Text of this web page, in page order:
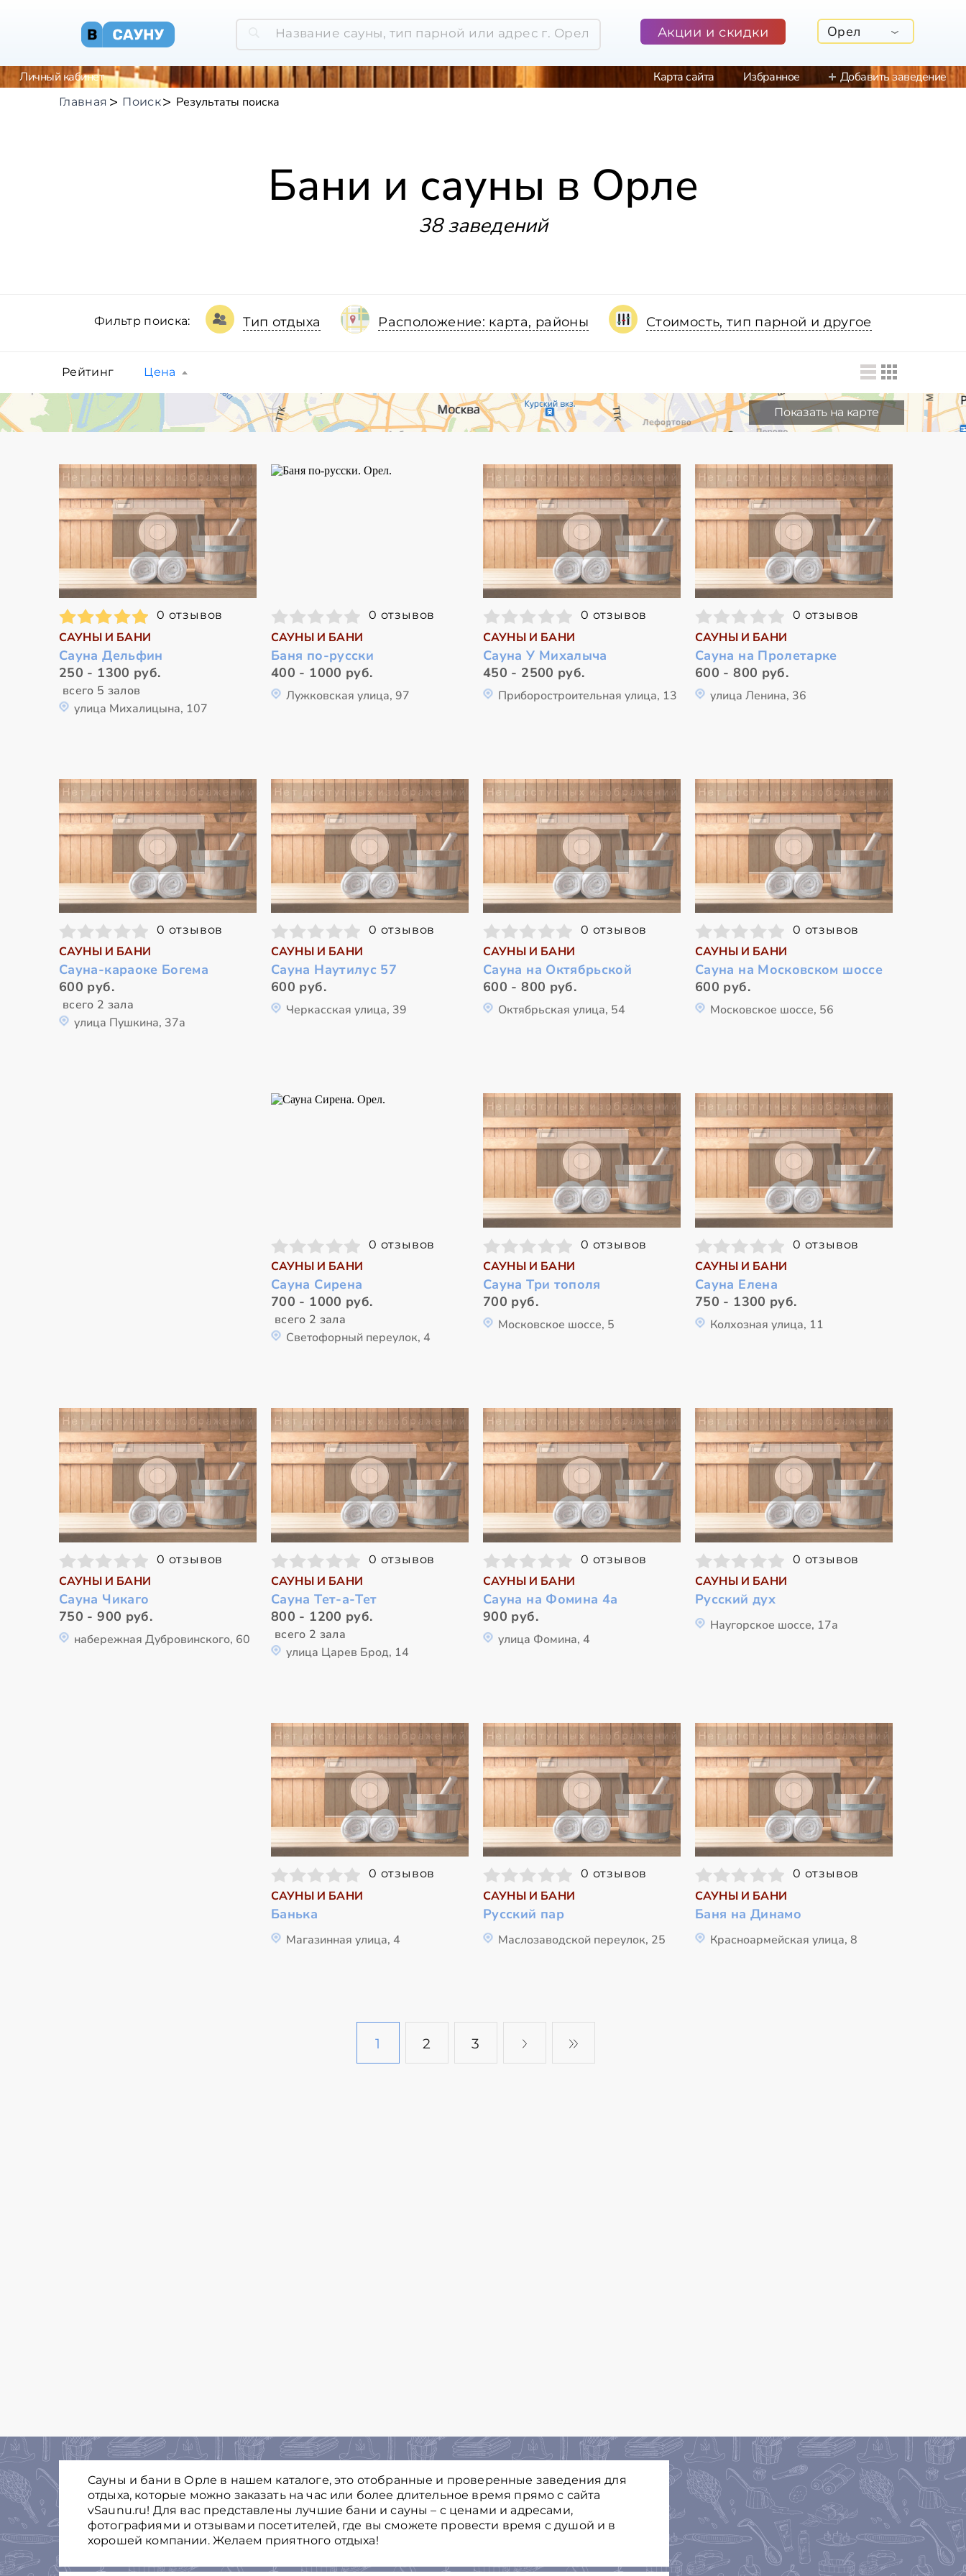
Акции и скидки Орел
Личный кабинет Карта сайта Избранное Добавить заведение
Главная Поиск Результаты поиска
Бани и сауны в Орле
38 заведений
Фильтр поиска: Тип отдыха Расположение: карта, районы Стоимость, тип парной и другое
Рейтинг Цена
Показать на карте
0 отзывов
САУНЫ И БАНИ
Сауна Дельфин
250 - 1300 руб.
всего 5 залов
улица Михалицына, 107
0 отзывов
САУНЫ И БАНИ
Баня по-русски
400 - 1000 руб.
Лужковская улица, 97
0 отзывов
САУНЫ И БАНИ
Сауна У Михалыча
450 - 2500 руб.
Приборостроительная улица, 13
0 отзывов
САУНЫ И БАНИ
Сауна на Пролетарке
600 - 800 руб.
улица Ленина, 36
0 отзывов
САУНЫ И БАНИ
Сауна-караоке Богема
600 руб.
всего 2 зала
улица Пушкина, 37а
0 отзывов
САУНЫ И БАНИ
Сауна Наутилус 57
600 руб.
Черкасская улица, 39
0 отзывов
САУНЫ И БАНИ
Сауна на Октябрьской
600 - 800 руб.
Октябрьская улица, 54
0 отзывов
САУНЫ И БАНИ
Сауна на Московском шоссе
600 руб.
Московское шоссе, 56
0 отзывов
САУНЫ И БАНИ
Сауна Сирена
700 - 1000 руб.
всего 2 зала
Светофорный переулок, 4
0 отзывов
САУНЫ И БАНИ
Сауна Три тополя
700 руб.
Московское шоссе, 5
0 отзывов
САУНЫ И БАНИ
Сауна Елена
750 - 1300 руб.
Колхозная улица, 11
0 отзывов
САУНЫ И БАНИ
Сауна Чикаго
750 - 900 руб.
набережная Дубровинского, 60
0 отзывов
САУНЫ И БАНИ
Сауна Тет-а-Тет
800 - 1200 руб.
всего 2 зала
улица Царев Брод, 14
0 отзывов
САУНЫ И БАНИ
Сауна на Фомина 4а
900 руб.
улица Фомина, 4
0 отзывов
САУНЫ И БАНИ
Русский дух
Наугорское шоссе, 17а
0 отзывов
САУНЫ И БАНИ
Банька
Магазинная улица, 4
0 отзывов
САУНЫ И БАНИ
Русский пар
Маслозаводской переулок, 25
0 отзывов
САУНЫ И БАНИ
Баня на Динамо
Красноармейская улица, 8
1 2 3
Сауны и бани в Орле в нашем каталоге, это отобранные и проверенные заведения для
отдыха, которые можно заказать на час или более длительное время прямо с сайта
vSaunu.ru! Для вас представлены лучшие бани и сауны – с ценами и адресами,
фотографиями и отзывами посетителей, где вы сможете провести время с душой и в
хорошей компании. Желаем приятного отдыха!